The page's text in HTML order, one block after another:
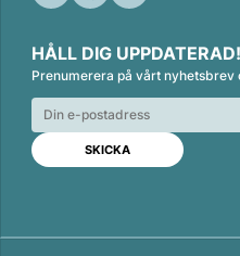
n
k
e
d
n
c
e
b
o
o
k
a
i
l
HÅLL DIG UPPDATERAD!
Prenumerera på vårt